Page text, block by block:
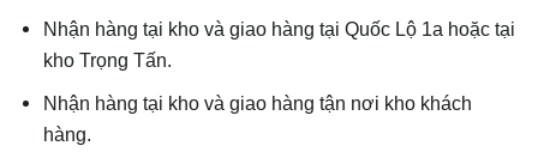
Nhận hàng tại kho và giao hàng tại Quốc Lộ 1a hoặc tại
kho Trọng Tấn.
Nhận hàng tại kho và giao hàng tận nơi kho khách
hàng.